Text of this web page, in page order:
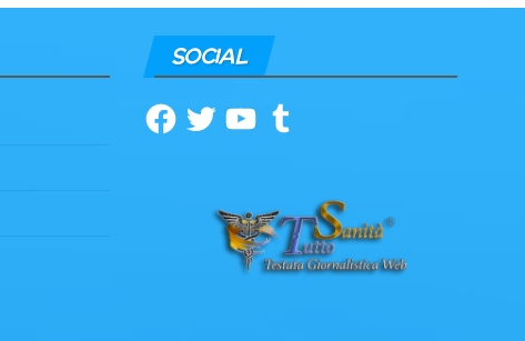
SOCIAL
Facebook
TwitterYouTubeTumblr